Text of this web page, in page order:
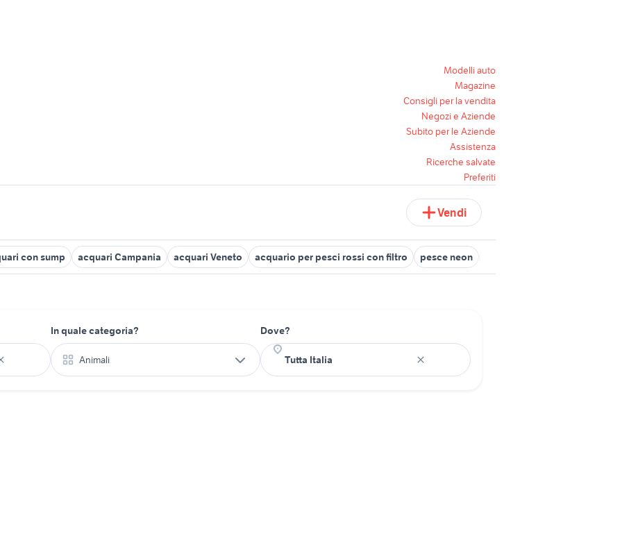
Modelli auto
Magazine
Consigli per la vendita
Negozi e Aziende
Subito per le Aziende
Assistenza
Ricerche salvate
Preferiti
Vendi
con sump acquari Campania acquari Veneto acquario per pesci rossi con filtro pesce neon
In quale categoria?
Animali
Dove?